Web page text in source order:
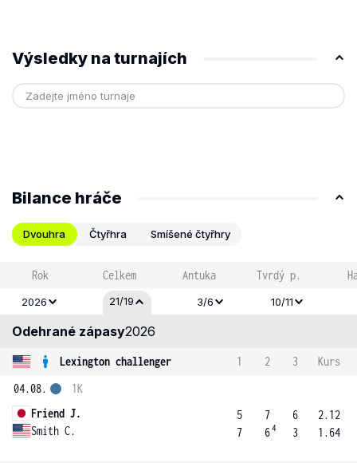
Výsledky na turnajích
Bilance hráče
Dvouhra Čtyřhra Smíšené čtyřhry
Rok Celkem Antuka Tvrdý p.
2026 21/19 3/6 10/11
Odehrané zápasy2026
Lexington challenger 1 2 3
Kurs
04.08.
Friend J.
Smith C.
1K
5
7
7
64
6
3
2.12
1.64